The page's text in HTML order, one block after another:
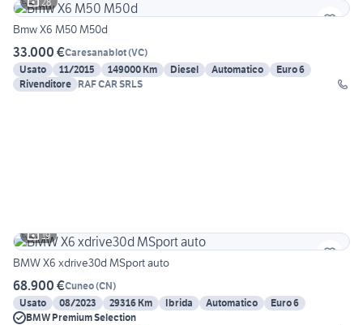
Bmw X6 M50 M50d
33.000 €Caresanablot(VC)
Usato
11/2015 149000 Km Diesel Automatico
Euro 6
Rivenditore RAF CAR SRLS
19
BMW X6 xdrive30d MSport auto
68.900 €Cuneo(CN)
Usato
08/2023 29316 Km Ibrida Automatico
Euro 6
BMW Premium Selection